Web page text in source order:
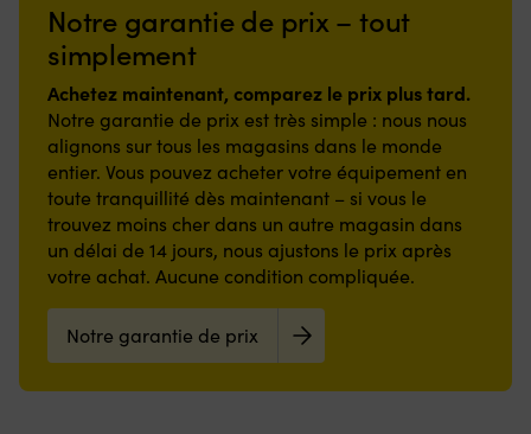
Notre garantie de prix – tout
simplement
Achetez maintenant, comparez le prix plus tard.
Notre garantie de prix est très simple : nous nous
alignons sur tous les magasins dans le monde
entier. Vous pouvez acheter votre équipement en
toute tranquillité dès maintenant – si vous le
trouvez moins cher dans un autre magasin dans
un délai de 14 jours, nous ajustons le prix après
votre achat. Aucune condition compliquée.
Notre garantie de prix